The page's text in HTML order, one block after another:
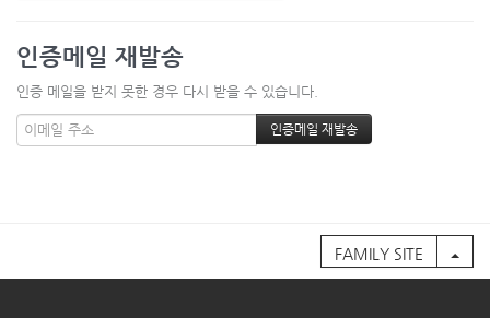
인증메일 재발송
인증 메일을 받지 못한 경우 다시 받을 수 있습니다.
FAMILY SITE